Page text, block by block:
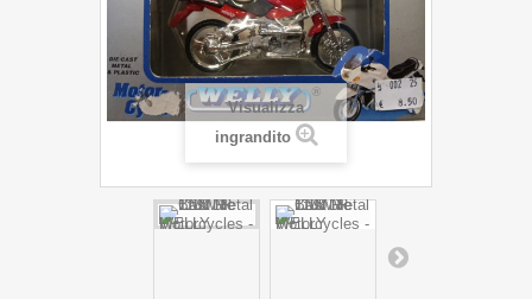
Visualizza
ingrandito